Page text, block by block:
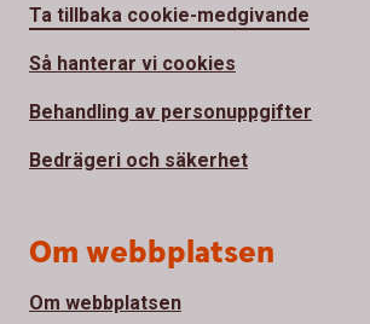
Ta tillbaka cookie-medgivande
Så hanterar vi cookies
Behandling av personuppgifter
Bedrägeri och säkerhet
Om webbplatsen
Om webbplatsen